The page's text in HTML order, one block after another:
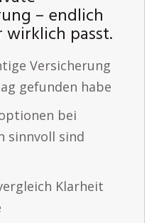
– endlich
passt.
Versicherung
gefunden habe
bei
sinnvoll sind
Klarheit